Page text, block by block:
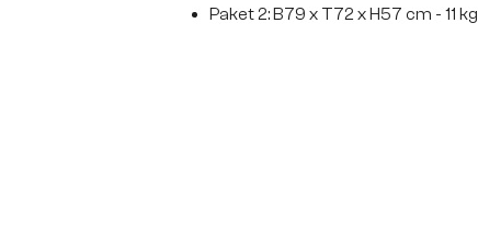
Paket 2: B79 x T72 x H57 cm - 11 kg